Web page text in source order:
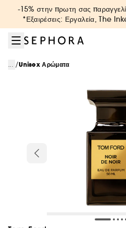
Μετάβαση στο μενού
Μετάβαση στο κύριο
Μετάβαση στο υποσέλιδο
-15% στην πρωτη σας
*Εξαιρέσεις: Εργαλεία, The
... /Unisex Αρώματα